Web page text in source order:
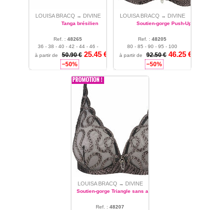
LOUISA BRACQ → DIVINE
Tanga brésilien
Ref. : 48265
36 - 38 - 40 - 42 - 44 - 46 -
48
à partir de 50.90 € 25.45 €
−50%
LOUISA BRACQ → DIVINE
Soutien-gorge Push-Up
Ref. : 48205
80 - 85 - 90 - 95 - 100
à partir de
92.50 € 46.25 €
−50%
LOUISA BRACQ → DIVINE
Soutien-gorge Triangle sans armature
Ref. : 48207